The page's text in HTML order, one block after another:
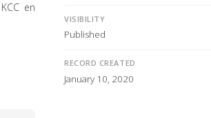
en
VISIBILITY
Published
RECORD CREATED
January 10, 2020